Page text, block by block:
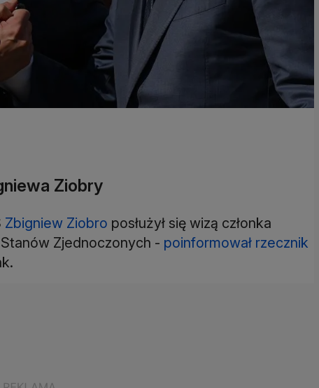
Ziobry
Zbigniew Ziobro posłużył się wizą członka
Zjednoczonych - poinformował rzecznik